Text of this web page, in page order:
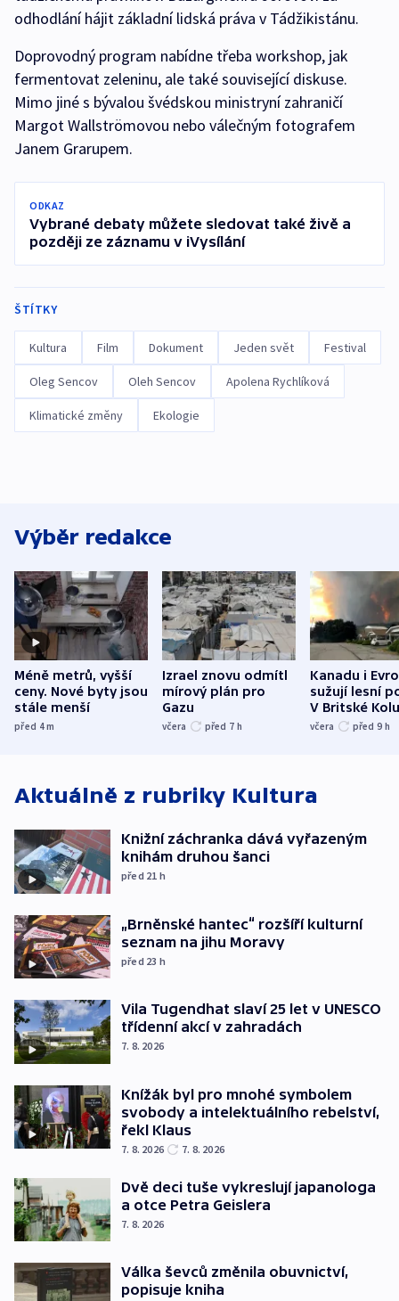
odhodlání hájit základní lidská práva v Tádžikistánu.
Doprovodný program nabídne třeba workshop, jak
fermentovat zeleninu, ale také související diskuse.
Mimo jiné s bývalou švédskou ministryní zahraničí
Margot Wallströmovou nebo válečným fotografem
Janem Grarupem.
ODKAZ
Vybrané debaty můžete sledovat také živě a
později ze záznamu v iVysílání
ŠTÍTKY
Kultura Film Dokument Jeden svět Festival
Oleg Sencov Oleh Sencov Apolena Rychlíková
Klimatické změny Ekologie
Výběr redakce
Méně metrů, vyšší
ceny. Nové byty jsou
stále menší
před 4m
Izrael znovu odmítl
mírový plán pro
Gazu
včera před 7 h
Kanadu i
sužují lesní
V Britské
evakuovali
včera před 9 h
Aktuálně z rubriky Kultura
Knižní záchranka dává vyřazeným
knihám druhou šanci
před 21 h
„Brněnské hantec“ rozšíří kulturní
seznam na jihu Moravy
před 23 h
Vila Tugendhat slaví 25 let v UNESCO
třídenní akcí v zahradách
7. 8. 2026
Knížák byl pro mnohé symbolem
svobody a intelektuálního rebelství,
řekl Klaus
7. 8. 2026 7. 8. 2026
Dvě deci tuše vykreslují japanologa
a otce Petra Geislera
7. 8. 2026
Válka ševců změnila obuvnictví,
popisuje kniha